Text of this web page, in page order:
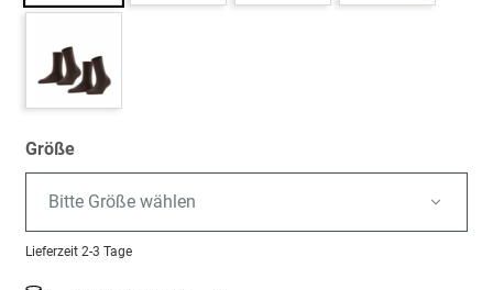
Größe
Bitte Größe wählen
Lieferzeit 2-3 Tage